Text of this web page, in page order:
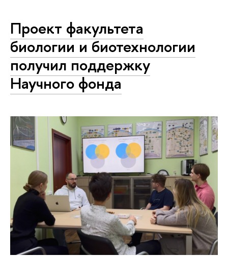
Проект факультета
биологии и биотехнологии
получил поддержку
Научного фонда